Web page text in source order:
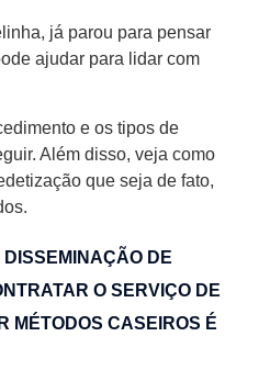
já parou para pensar
ajudar para lidar com
e os tipos de
Além disso, veja como
que seja de fato,
DE
O SERVIÇO DE
MÉTODOS CASEIROS É